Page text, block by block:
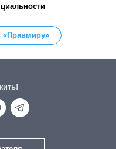
«Правмиру»